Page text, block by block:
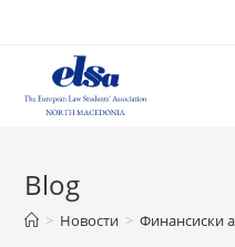
content
Blog
> Новости > Финансиски